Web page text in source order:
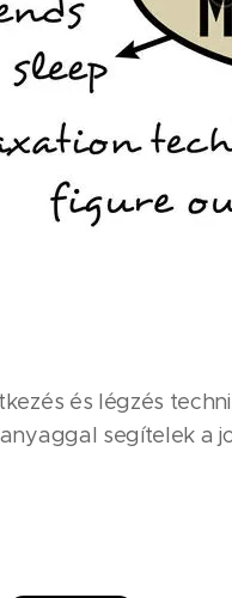
és légzés
segítelek a